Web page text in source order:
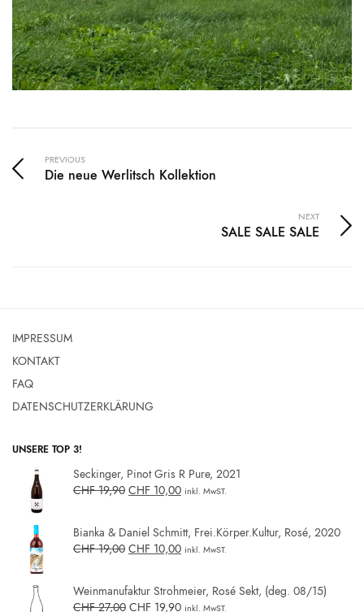
PREVIOUS
Die neue Werlitsch Kollektion
NEXT
SALE SALE SALE
IMPRESSUM
KONTAKT
FAQ
DATENSCHUTZERKLÄRUNG
UNSERE TOP 3!
Seckinger, Pinot Gris R Pure, 2021
CHF19,90 CHF 10,00 inkl. MwST.
Bianka & Daniel Schmitt, Frei.Körper.Kultur, Rosé, 2020
CHF19,00 CHF 10,00 inkl. MwST.
Weinmanufaktur Strohmeier, Rosé Sekt, (deg. 08/15)
CHF27,00 CHF 19,90 inkl. MwST.